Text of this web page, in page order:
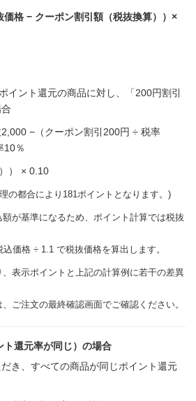
価格 − クーポン割引額（税抜換算））×
イント還元の商品に対し、「200円割引
−（クーポン割引200円 ÷ 税率
10％
） × 0.10
の都合により181ポイントとなります。)
が基準になるため、ポイント計算では税抜
価格 ÷ 1.1 で税抜価格を算出します。
表示ポイントと上記の計算例に若干の差異
ご注文の最終確認画面でご確認ください。
還元率が同じ）の場合
き、すべての商品が同じポイント還元